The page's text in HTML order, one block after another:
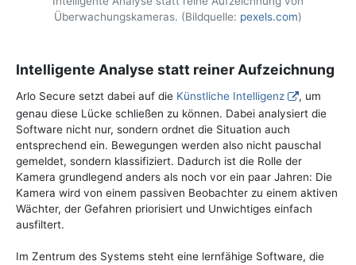
Überwachungskameras. (Bildquelle: pexels.com)
Intelligente Analyse statt reiner Aufzeichnung
Arlo Secure setzt dabei auf die Künstliche Intelligenz
, um
genau diese Lücke schließen zu können. Dabei analysiert die
Software nicht nur, sondern ordnet die Situation auch
entsprechend ein. Bewegungen werden also nicht pauschal
gemeldet, sondern klassifiziert. Dadurch ist die Rolle der
Kamera grundlegend anders als noch vor ein paar Jahren: Die
Kamera wird von einem passiven Beobachter zu einem aktiven
Wächter, der Gefahren priorisiert und Unwichtiges einfach
ausfiltert.
Im Zentrum des Systems steht eine lernfähige Software, die